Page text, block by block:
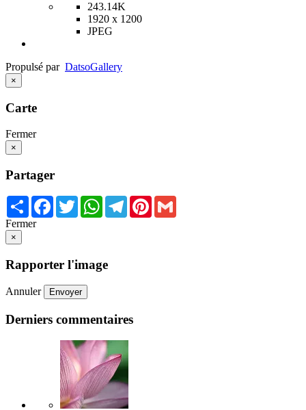
243.14K
1920 x 1200
JPEG
Propulsé par DatsoGallery
×
Carte
Fermer
×
Partager
Share Facebook
TwitterWhatsApp
TelegramPinterest
Fermer
×
Rapporter l'image
Annuler Envoyer
Derniers commentaires